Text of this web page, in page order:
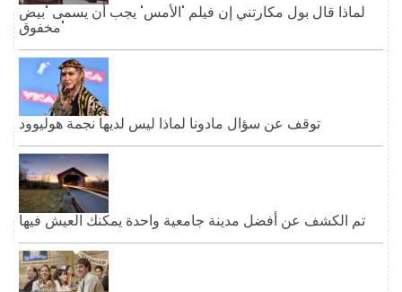
لماذا قال بول مكارتني إن فيلم 'الأمس' يجب أن يسمى 'بيض
مخفوق'
توقف عن سؤال مادونا لماذا ليس لديها نجمة هوليوود
تم الكشف عن أفضل مدينة جامعية واحدة يمكنك العيش فيها